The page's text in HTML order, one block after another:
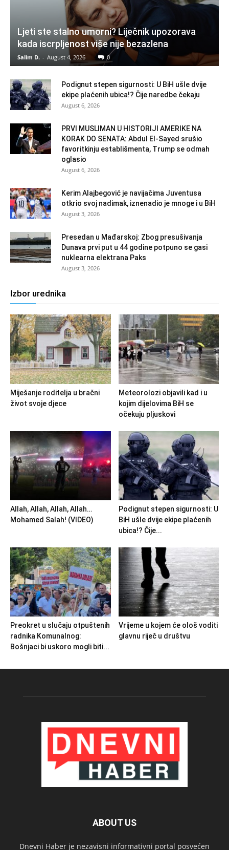
Ljeti ste stalno umorni? Liječnik upozorava
kada iscrpljenost više nije bezazlena
Salim D. - August 4, 2026 0
Podignut stepen sigurnosti: U BiH ušle dvije
ekipe plaćenih ubica!? Čije naredbe čekaju
August 6, 2026
PRVI MUSLIMAN U HISTORIJI AMERIKE NA
KORAK DO SENATA: Abdul El-Sayed srušio
favoritkinju establišmenta, Trump se odmah
oglasio
August 6, 2026
Kerim Alajbegović je navijačima Juventusa
otkrio svoj nadimak, iznenadio je mnoge i u BiH
August 3, 2026
Presedan u Mađarskoj: Zbog presušivanja
Dunava prvi put u 44 godine potpuno se gasi
nuklearna elektrana Paks
August 3, 2026
Izbor urednika
Miješanje roditelja u bračni
život svoje djece
Meteorolozi objavili kad i u
kojim dijelovima BiH se
očekuju pljuskovi
Allah, Allah, Allah, Allah…
Mohamed Salah! (VIDEO)
Podignut stepen sigurnosti: U
BiH ušle dvije ekipe plaćenih
ubica!? Čije...
Preokret u slučaju otpuštenih
radnika Komunalnog:
Bošnjaci bi uskoro mogli biti...
Vrijeme u kojem će ološ voditi
glavnu riječ u društvu
ABOUT US
Dnevni Haber je nezavisni informativni portal posvećen